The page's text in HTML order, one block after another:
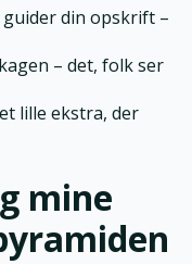
din opskrift –
– det, folk ser
lille ekstra, der
mine